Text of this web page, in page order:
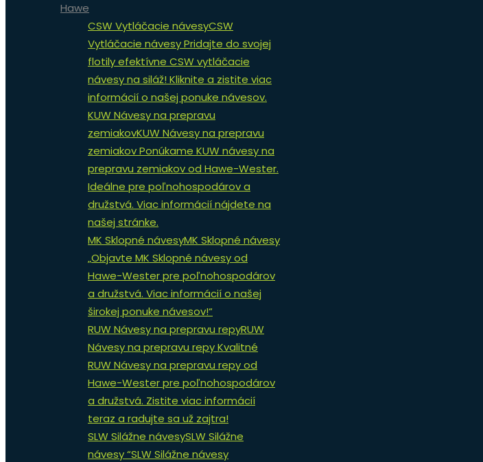
Hawe
CSW Vytláčacie návesyCSW
Vytláčacie návesy Pridajte do svojej
flotily efektívne CSW vytláčacie
návesy na siláž! Kliknite a zistite viac
informácií o našej ponuke návesov.
KUW Návesy na prepravu
zemiakovKUW Návesy na prepravu
zemiakov Ponúkame KUW návesy na
prepravu zemiakov od Hawe-Wester.
Ideálne pre poľnohospodárov a
družstvá. Viac informácií nájdete na
našej stránke.
MK Sklopné návesyMK Sklopné návesy
„Objavte MK Sklopné návesy od
Hawe-Wester pre poľnohospodárov
a družstvá. Viac informácií o našej
širokej ponuke návesov!“
RUW Návesy na prepravu repyRUW
Návesy na prepravu repy Kvalitné
RUW Návesy na prepravu repy od
Hawe-Wester pre poľnohospodárov
a družstvá. Zistite viac informácií
teraz a radujte sa už zajtra!
SLW Silážne návesySLW Silážne
návesy “SLW Silážne návesy